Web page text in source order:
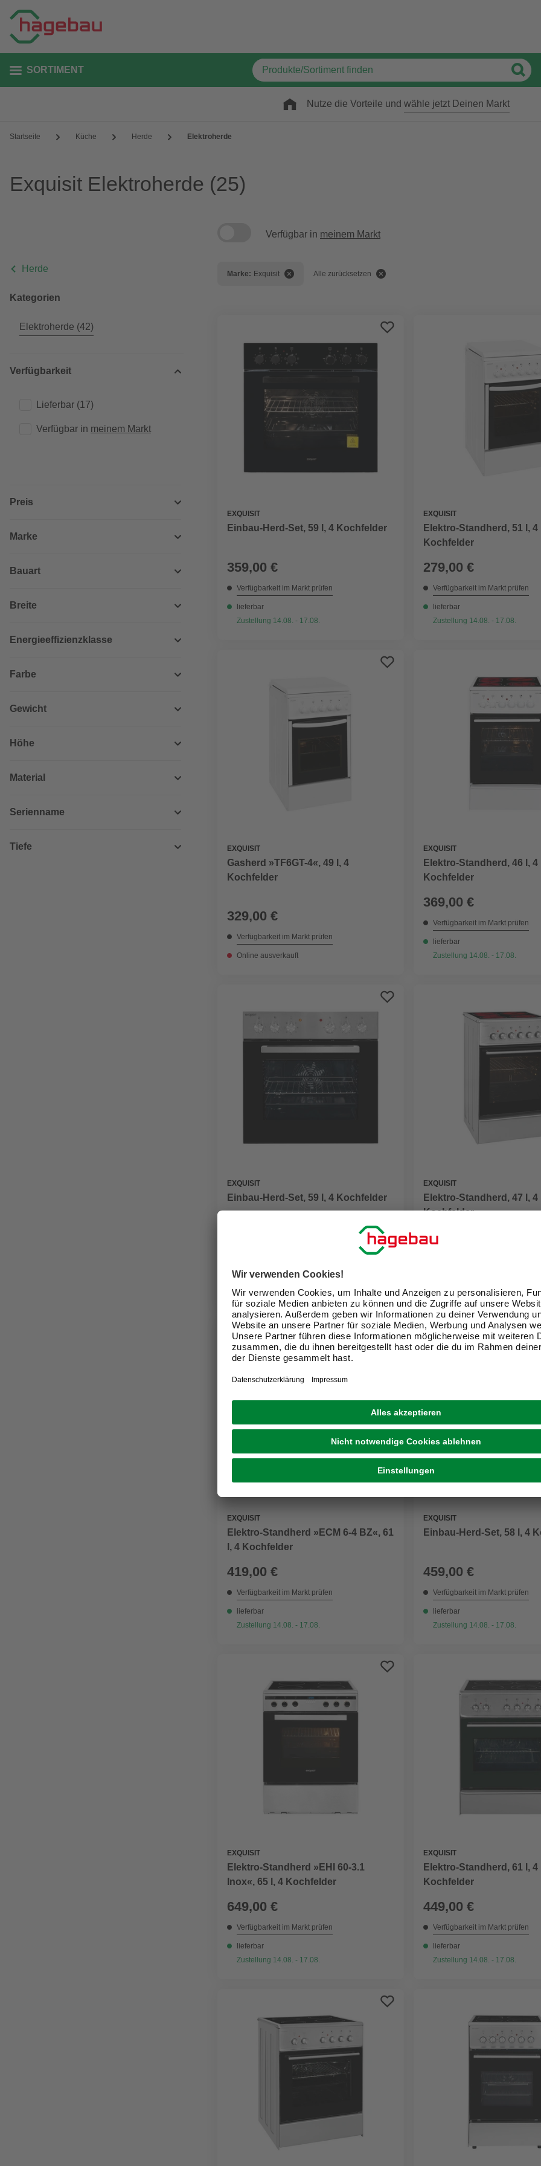
SORTIMENT
Nutze die Vorteile und wähle jetzt Deinen Markt
Startseite Küche Herde Elektroherde
Exquisit Elektroherde (25)
Herde
Kategorien
Elektroherde (42)
Verfügbarkeit
Lieferbar (17)
Verfügbar in meinem Markt
Preis
Marke
Bauart
Breite
Energieeffizienzklasse
Farbe
Gewicht
Höhe
Material
Serienname
Tiefe
Verfügbar in meinem Markt
Marke: Exquisit Alle zurücksetzen
EXQUISIT
Einbau-Herd-Set, 59 l, 4 Kochfelder
359,00 €
Verfügbarkeit im Markt prüfen
lieferbar
Zustellung 14.08. - 17.08.
EXQUISIT
Elektro-Standherd, 51 l, 4
Kochfelder
279,00 €
Verfügbarkeit im Markt prüfen
lieferbar
Zustellung 14.08. - 17.08.
EXQUISIT
Gasherd »TF6GT-4«, 49 l, 4
Kochfelder
329,00 €
Verfügbarkeit im Markt prüfen
Online ausverkauft
EXQUISIT
Elektro-Standherd, 46 l, 4
Kochfelder
369,00 €
Verfügbarkeit im Markt prüfen
lieferbar
Zustellung 14.08. - 17.08.
EXQUISIT
Einbau-Herd-Set, 59 l, 4 Kochfelder
lieferbar
Zustellung 14.08. - 17.08.
EXQUISIT
Elektro-Standherd, 47 l, 4
Kochfelder
389,00 €
Zustellung 14.08. - 17.08.
EXQUISIT
Elektro-Standherd »ECM 6-4 BZ«, 61
l, 4 Kochfelder
419,00 €
Verfügbarkeit im Markt prüfen
lieferbar
Zustellung 14.08. - 17.08.
EXQUISIT
Einbau-Herd-Set, 58 l, 4
459,00 €
Verfügbarkeit im Markt prüfen
lieferbar
Zustellung 14.08. - 17.08.
EXQUISIT
Elektro-Standherd »EHI 60-3.1
Inox«, 65 l, 4 Kochfelder
649,00 €
Verfügbarkeit im Markt prüfen
lieferbar
Zustellung 14.08. - 17.08.
EXQUISIT
Elektro-Standherd, 61 l, 4
Kochfelder
449,00 €
Verfügbarkeit im Markt prüfen
lieferbar
Zustellung 14.08. - 17.08.